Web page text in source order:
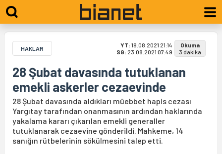
HAKLAR YT: 19.08.2021 21:14
SG: 23.08.2021 07:49
Okuma
3 dakika
28 Şubat davasında tutuklanan
emekli askerler cezaevinde
28 Şubat davasında aldıkları müebbet hapis cezası
Yargıtay tarafından onanmasının ardından haklarında
yakalama kararı çıkarılan emekli generaller
tutuklanarak cezaevine gönderildi. Mahkeme, 14
sanığın rütbelerinin sökülmesini talep etti.